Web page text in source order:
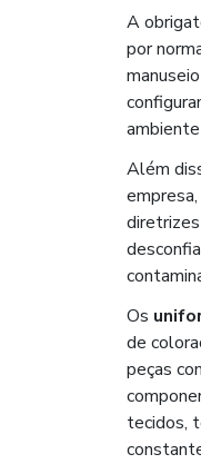
A
por
Além
Os
de
peças
tecidos,